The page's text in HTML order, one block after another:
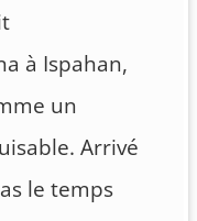
à Ispahan,
un
Arrivé
le temps